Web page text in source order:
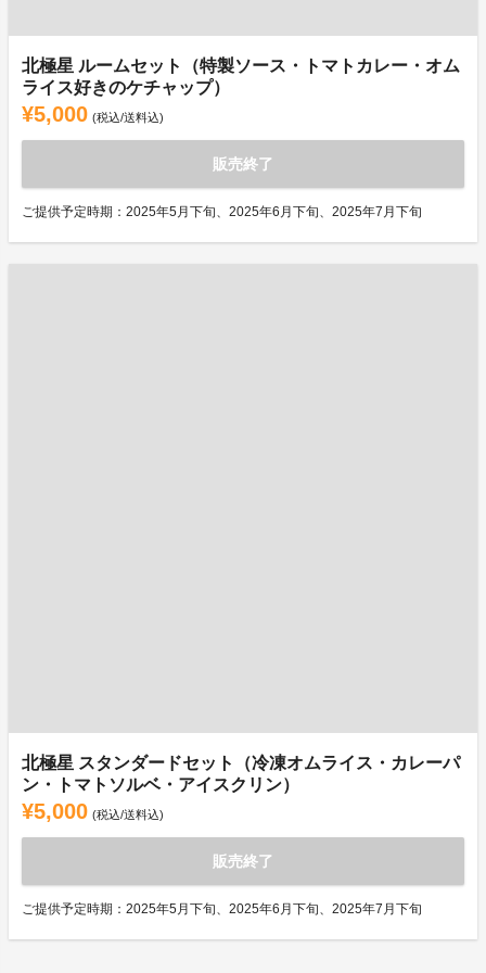
北極星 ルームセット（特製ソース・トマトカレー・オム
ライス好きのケチャップ）
¥5,000 (税込/送料込)
販売終了
ご提供予定時期：2025年5月下旬、2025年6月下旬、2025年7月下旬
北極星 スタンダードセット（冷凍オムライス・カレーパ
ン・トマトソルベ・アイスクリン）
¥5,000 (税込/送料込)
販売終了
ご提供予定時期：2025年5月下旬、2025年6月下旬、2025年7月下旬